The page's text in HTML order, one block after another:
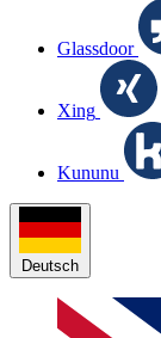
Glassdoor
Xing
Kununu
Deutsch